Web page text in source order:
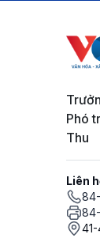
Phó
Thu
Liên